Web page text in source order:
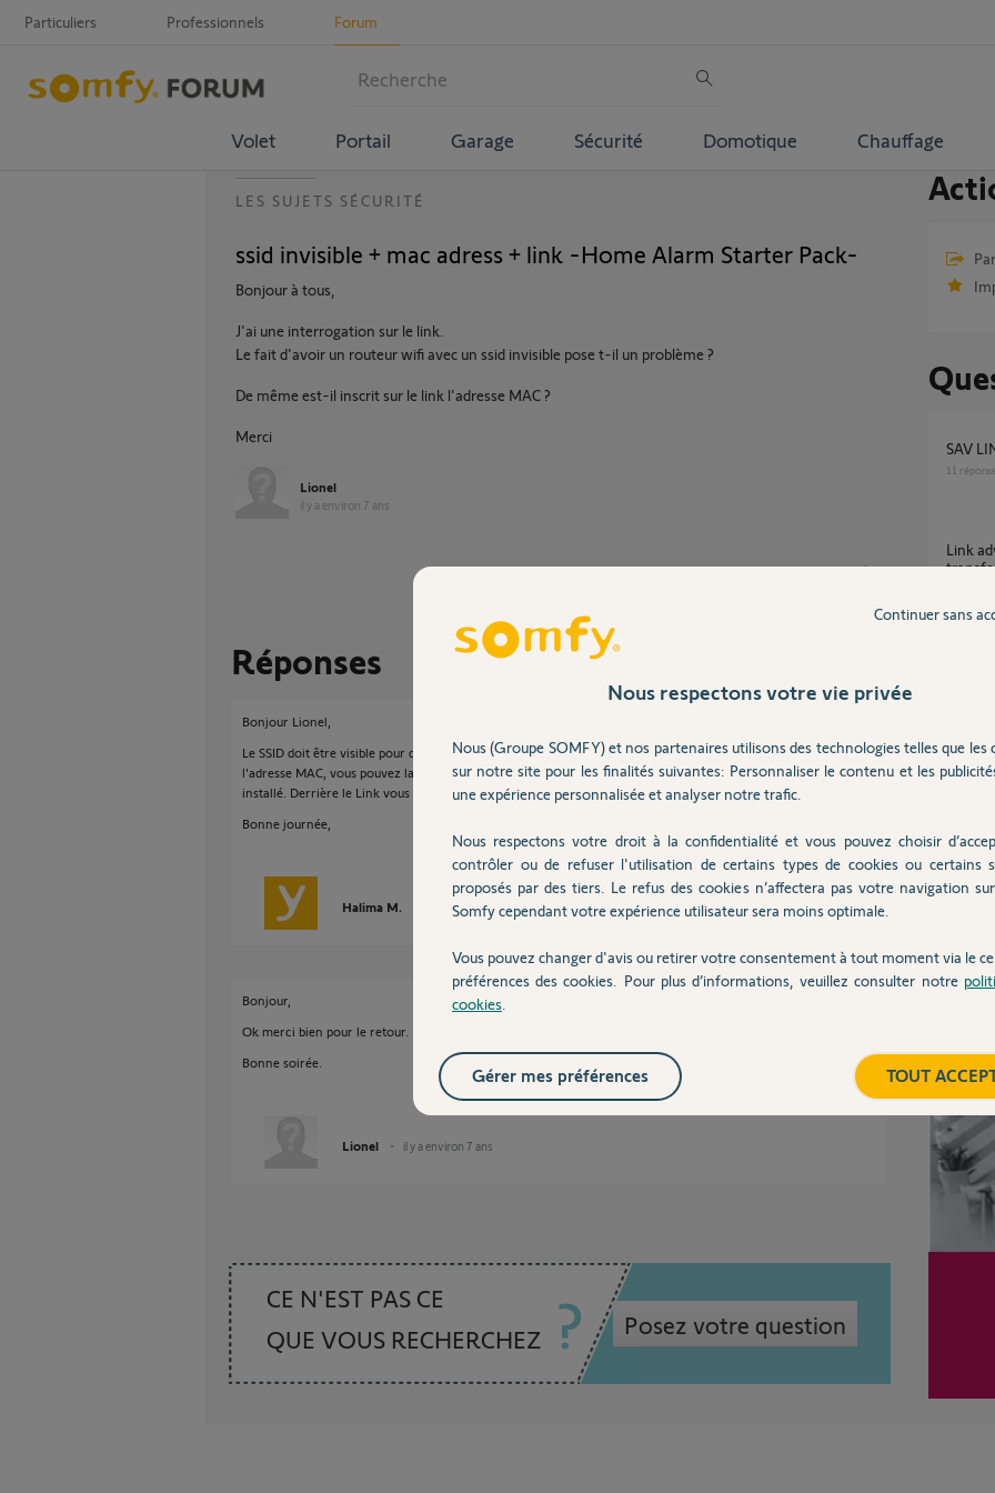
Particuliers Professionnels Forum
Volet Portail Garage Sécurité Domotique Chauffage
LES SUJETS SÉCURITÉ
ssid invisible + mac adress + link -Home Alarm Starter Pack-
Bonjour à tous,
J'ai une interrogation sur le link.
Le fait d'avoir un routeur wifi avec un ssid invisible pose t-il un problème ?
De même est-il inscrit sur le link l'adresse MAC ?
Merci
Lionel
il y a environ 7 ans
Partager cette question
Participer au fil de discussion
Réponses
Bonjour Lionel,
Le SSID doit être visible pour que le Link puisse s'installer et rester connecté. Concernant
l'adresse MAC, vous pouvez la trouver sur l'application Somfy Protect une fois le Link est
installé. Derrière le Link vous trouverez le numéro de série unique du produit.
Bonne journée,
Halima M. il y a environ 7 ans
Bonjour,
Ok merci bien pour le retour.
Bonne soirée.
Lionel il y a environ 7 ans
CE N'EST PAS CE
QUE VOUS RECHERCHEZ
Posez votre question
SAV
11
Link advanced bloqué alarme allumée
Link Advanced bloqué — alarme armée au
mon
3réponses
Link
Nous respectons votre vie privée
Nous (Groupe SOMFY) et nos partenaires utilisons des technologies telles que les
sur notre site pour les finalités suivantes: Personnaliser le contenu et les
une expérience personnalisée et analyser notre trafic.
Nous respectons votre droit à la confidentialité et vous pouvez choisir
contrôler ou de refuser l'utilisation de certains types de cookies ou certains
proposés par des tiers. Le refus des cookies n’affectera pas votre navigation
Somfy cependant votre expérience utilisateur sera moins optimale.
Vous pouvez changer d'avis ou retirer votre consentement à tout moment via le
préférences des cookies. Pour plus d’informations, veuillez consulter notre
cookies
Continuer sans
TOUT
Gérer mes préférences